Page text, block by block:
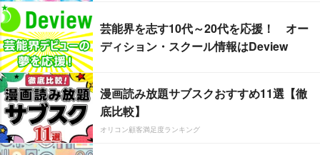
芸能界を志す10代～20代を応援！ オー
ディション・スクール情報はDeview
漫画読み放題サブスクおすすめ11選【徹
底比較】
オリコン顧客満足度ランキング